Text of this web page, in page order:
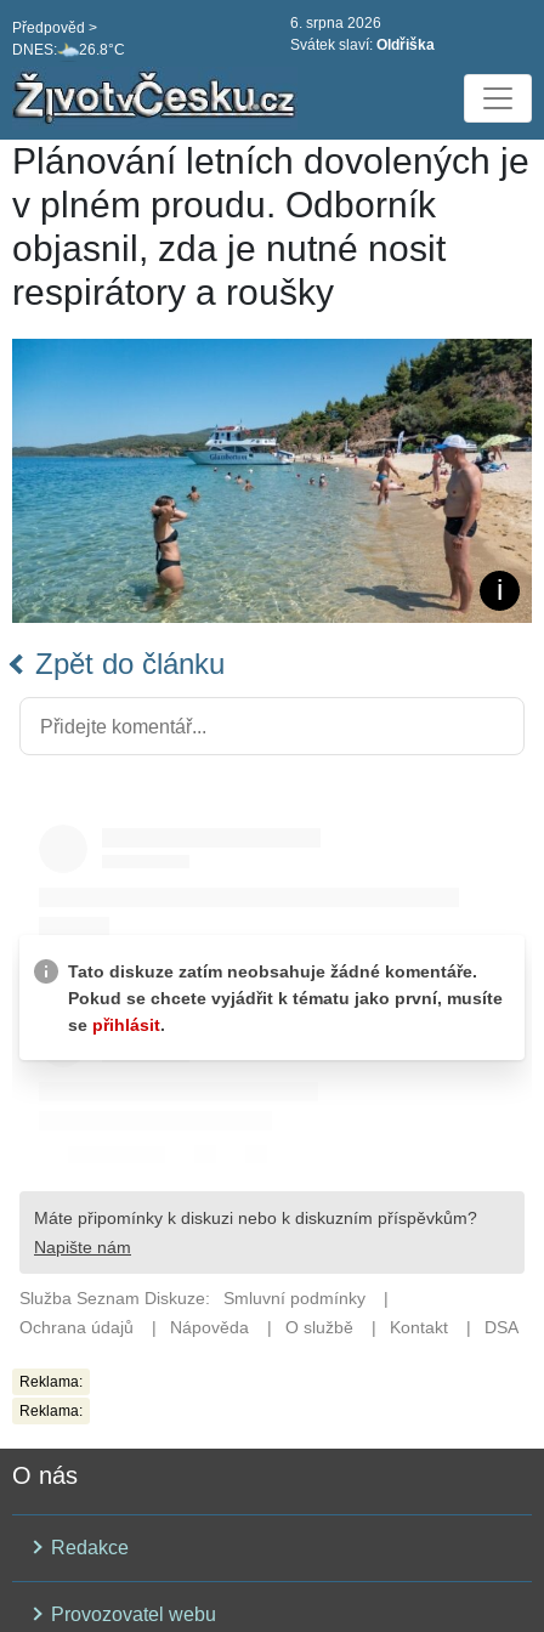
DNES: 26.8°C
Předpověd >
6. srpna 2026
Svátek slaví: Oldřiška
Plánování letních dovolených je
v plném proudu. Odborník
objasnil, zda je nutné nosit
respirátory a roušky
Zpět do článku
Reklama:
Reklama:
O nás
Redakce
Provozovatel webu